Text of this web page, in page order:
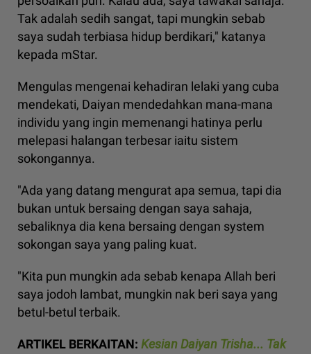
Tak adalah sedih sangat, tapi mungkin sebab
saya sudah terbiasa hidup berdikari," katanya
kepada mStar.
Mengulas mengenai kehadiran lelaki yang cuba
mendekati, Daiyan mendedahkan mana-mana
individu yang ingin memenangi hatinya perlu
melepasi halangan terbesar iaitu sistem
sokongannya.
"Ada yang datang mengurat apa semua, tapi dia
bukan untuk bersaing dengan saya sahaja,
sebaliknya dia kena bersaing dengan system
sokongan saya yang paling kuat.
"Kita pun mungkin ada sebab kenapa Allah beri
saya jodoh lambat, mungkin nak beri saya yang
betul-betul terbaik.
ARTIKEL BERKAITAN: Kesian Daiyan Trisha... Tak